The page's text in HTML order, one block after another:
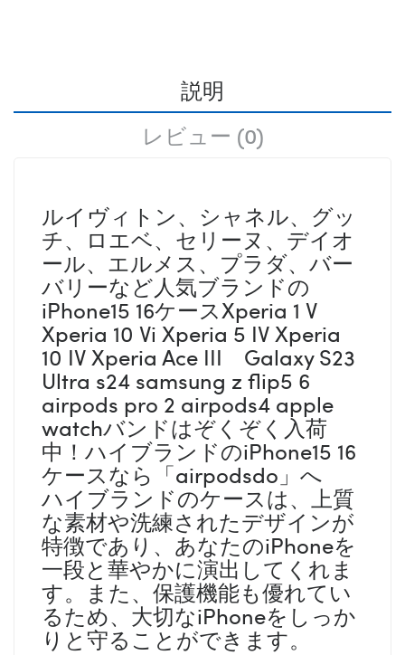
説明
レビュー (0)
ルイヴィトン、シャネル、グッ
チ、ロエベ、セリーヌ、デイオ
ール、エルメス、プラダ、バー
バリーなど人気ブランドの
iPhone15 16ケースXperia 1 V
Xperia 10 Vi Xperia 5 IV Xperia
10 IV Xperia Ace III Galaxy S23
Ultra s24 samsung z flip5 6
airpods pro 2 airpods4 apple
watchバンドはぞくぞく入荷
中！ハイブランドのiPhone15 16
ケースなら「airpodsdo」へ
ハイブランドのケースは、上質
な素材や洗練されたデザインが
特徴であり、あなたのiPhoneを
一段と華やかに演出してくれま
す。また、保護機能も優れてい
るため、大切なiPhoneをしっか
りと守ることができます。